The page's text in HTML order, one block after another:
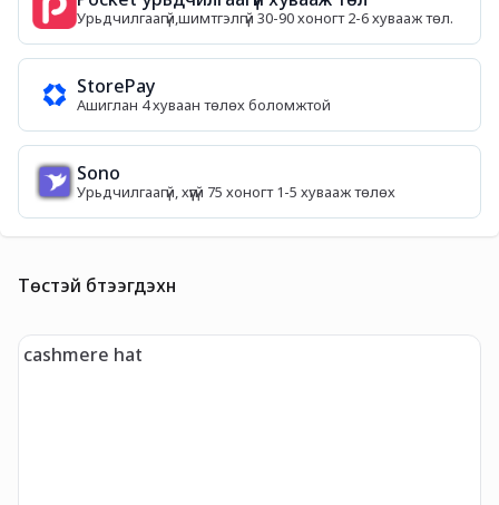
Урьдчилгаагүй,шимтгэлгүй 30-90 хоногт 2-6 хувааж төл.
StorePay
Ашиглан 4 хуваан төлөх боломжтой
Sono
Урьдчилгаагүй, хүүгүй 75 хоногт 1-5 хувааж төлөх
Төстэй бүтээгдэхүүн
cashmere hat